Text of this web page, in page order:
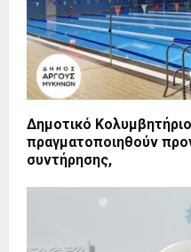
Δημοτικό
πραγματοποιηθούν
συντήρησης,